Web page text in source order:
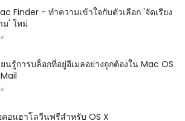
Finder - ทำความเข้าใจกับตัวเลือก 'จัดเรียง
ม' ใหม่
ยนรู้การบล็อกที่อยู่อีเมลอย่างถูกต้องใน Mac OS
คอนฮาโลวีนฟรีสำหรับ OS X